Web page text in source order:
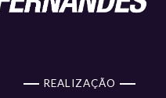
REALIZAÇÃO